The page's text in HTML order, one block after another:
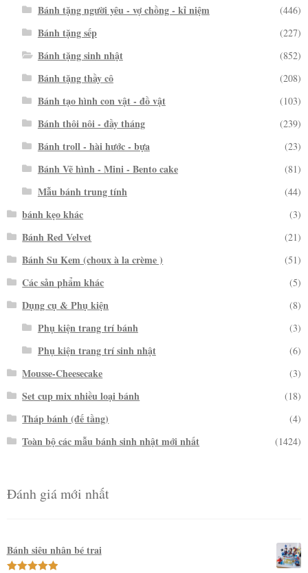
Bánh tặng người yêu - vợ chồng - kỉ niệm (446)
Bánh tặng sếp (227)
Bánh tặng sinh nhật (852)
Bánh tặng thầy cô (208)
Bánh tạo hình con vật - đồ vật (103)
Bánh thôi nôi - đầy tháng (239)
Bánh troll - hài hước - bựa (23)
Bánh Vẽ hình - Mini - Bento cake (81)
Mẫu bánh trung tính (44)
bánh kẹo khác (3)
Bánh Red Velvet (21)
Bánh Su Kem (choux à la crème ) (51)
Các sản phẩm khác (5)
Dụng cụ & Phụ kiện (8)
Phụ kiện trang trí bánh (3)
Phụ kiện trang trí sinh nhật (6)
Mousse-Cheesecake (3)
Set cup mix nhiều loại bánh (18)
Tháp bánh (đế tầng) (4)
Toàn bộ các mẫu bánh sinh nhật mới nhất (1424)
Đánh giá mới nhất
Bánh siêu nhân bé trai